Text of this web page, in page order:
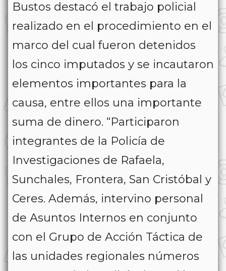
Bustos destacó el trabajo policial
realizado en el procedimiento en el
marco del cual fueron detenidos
los cinco imputados y se incautaron
elementos importantes para la
causa, entre ellos una importante
suma de dinero. “Participaron
integrantes de la Policía de
Investigaciones de Rafaela,
Sunchales, Frontera, San Cristóbal y
Ceres. Además, intervino personal
de Asuntos Internos en conjunto
con el Grupo de Acción Táctica de
las unidades regionales números